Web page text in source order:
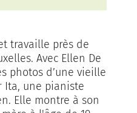
travaille près de
Avec Ellen De
photos d’une vieille
Ita, une pianiste
Elle montre à son